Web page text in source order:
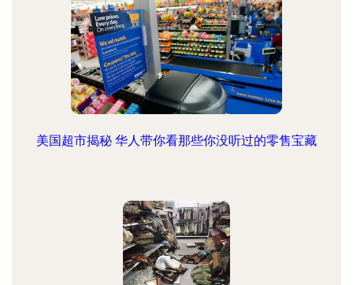
美国超市揭秘 华人带你看那些你没听过的零售宝藏